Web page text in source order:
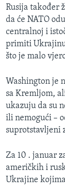
Rusija također
da će NATO
centralnoj i
primiti
što je malo
Washington je
sa Kremljom,
ukazuju da su
ili nemogući –
suprotstavljeni
Za 10 . januar
američkih i
Ukrajine